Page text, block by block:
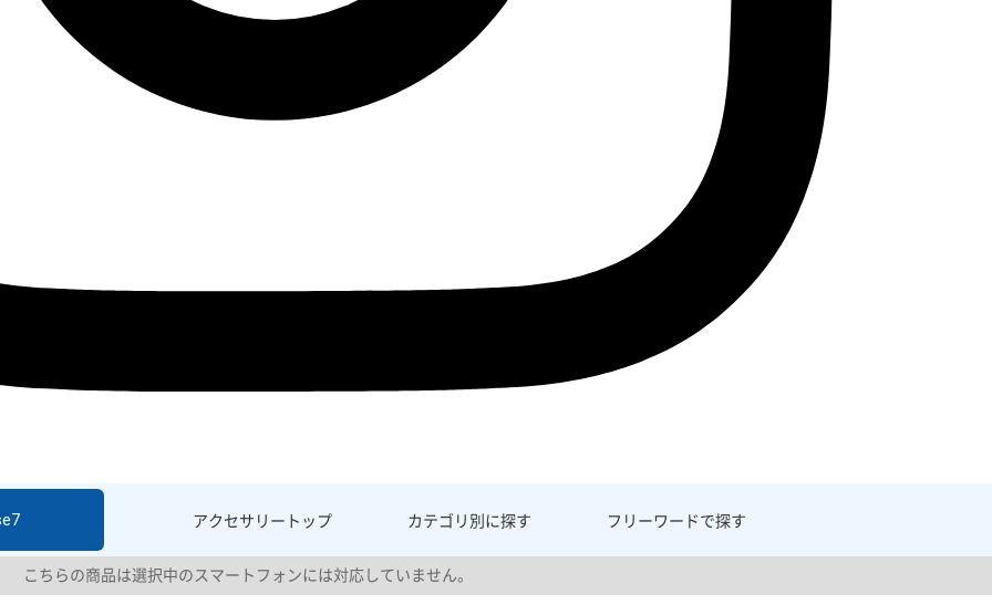
アクセサリー トップ カテゴリ別に探す フリーワードで探す
こちらの商品は選択中のスマートフォンには対応していません。